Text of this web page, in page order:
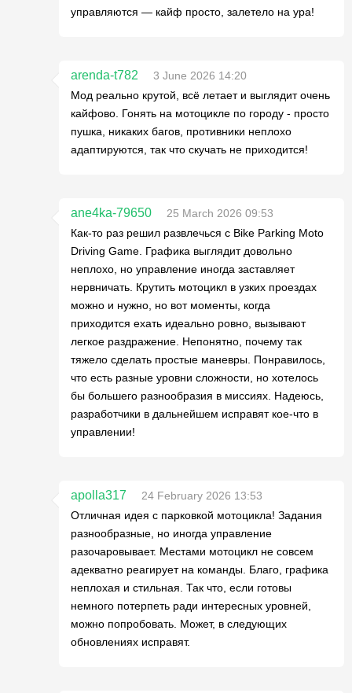
управляются — кайф просто, залетело на ура!
arenda-t782
3 June 2026 14:20
Мод реально крутой, всё летает и выглядит очень
кайфово. Гонять на мотоцикле по городу - просто
пушка, никаких багов, противники неплохо
адаптируются, так что скучать не приходится!
ane4ka-79650
25 March 2026 09:53
Как-то раз решил развлечься с Bike Parking Moto
Driving Game. Графика выглядит довольно
неплохо, но управление иногда заставляет
нервничать. Крутить мотоцикл в узких проездах
можно и нужно, но вот моменты, когда
приходится ехать идеально ровно, вызывают
легкое раздражение. Непонятно, почему так
тяжело сделать простые маневры. Понравилось,
что есть разные уровни сложности, но хотелось
бы большего разнообразия в миссиях. Надеюсь,
разработчики в дальнейшем исправят кое-что в
управлении!
apolla317
24 February 2026 13:53
Отличная идея с парковкой мотоцикла! Задания
разнообразные, но иногда управление
разочаровывает. Местами мотоцикл не совсем
адекватно реагирует на команды. Благо, графика
неплохая и стильная. Так что, если готовы
немного потерпеть ради интересных уровней,
можно попробовать. Может, в следующих
обновлениях исправят.